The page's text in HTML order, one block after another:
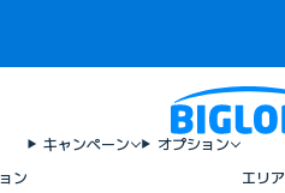
ン
キャンペーン
オプション
エリア